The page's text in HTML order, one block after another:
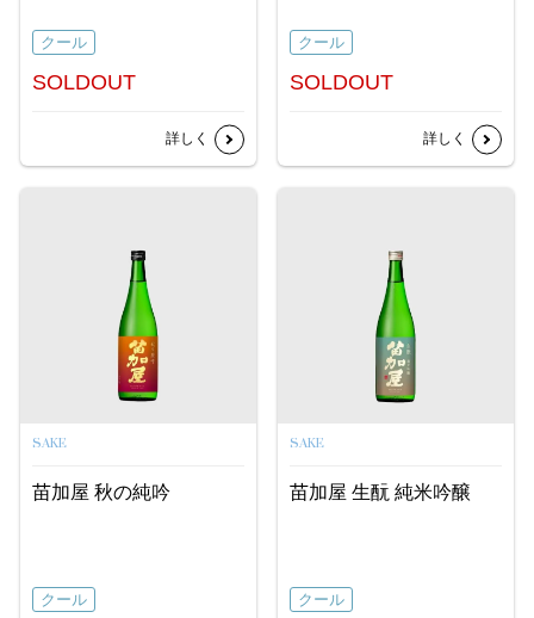
クール
SOLDOUT
詳しく
クール
SOLDOUT
詳しく
SAKE
苗加屋 秋の純吟
クール
SAKE
苗加屋 生酛 純米吟醸
クール